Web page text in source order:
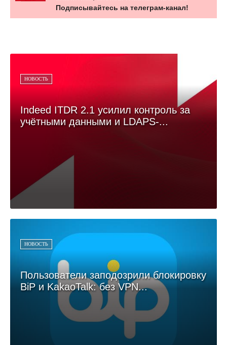
Подписывайтесь на телеграм-канал!
НОВОСТЬ
Indeed ITDR 2.1 усилил контроль за
учётными данными и LDAPS-...
НОВОСТЬ
Пользователи заподозрили блокировку
BiP и KakaoTalk: без VPN...